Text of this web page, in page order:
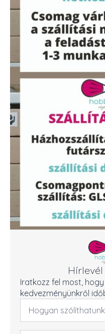
Iratkozz fel most,
kedvezményünkről
Név